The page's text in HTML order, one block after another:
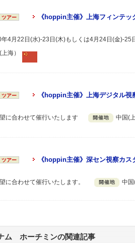
ツアー 《hoppin主催》上海フィンテ
年4月22日(水)-23日(木)もしくは4月24日(金)-
海）
ツアー 《hoppin主催》上海デジタル
に合わせて催行いたします 中国(
ツアー 《hoppin主催》深セン視察カス
に合わせて催行いたします。 中国
ム ホーチミンの関連記事